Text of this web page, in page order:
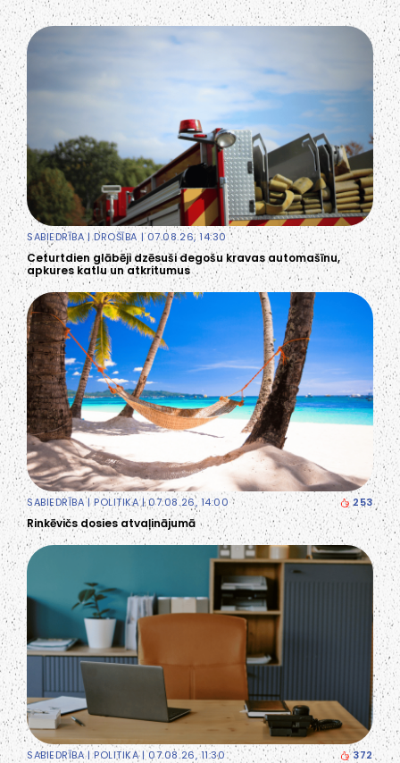
SABIEDRĪBA|DROŠĪBA | 07.08.26, 14:30
Ceturtdien glābēji dzēsuši degošu kravas automašīnu,
apkures katlu un atkritumus
SABIEDRĪBA| POLITIKA| 07.08.26, 14:00 253
Rinkēvičs dosies atvaļinājumā
SABIEDRĪBA|POLITIKA| 07.08.26, 11:30 372